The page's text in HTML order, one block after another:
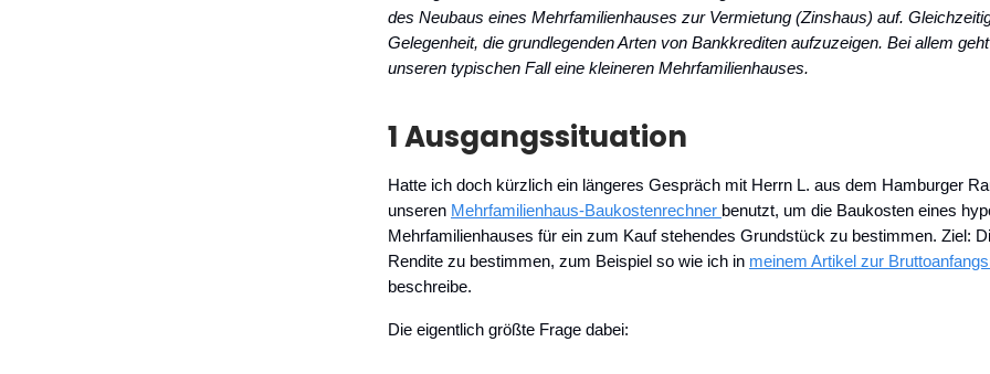
des Neubaus eines Mehrfamilienhauses zur Vermietung (Zinshaus) auf.
Gelegenheit, die grundlegenden Arten von Bankkrediten aufzuzeigen. Bei allem
unseren typischen Fall eine kleineren Mehrfamilienhauses.
1 Ausgangssituation
Hatte ich doch kürzlich ein längeres Gespräch mit Herrn L. aus dem Hamburger
unseren Mehrfamilienhaus-Baukostenrechner benutzt, um die Baukosten eines
Mehrfamilienhauses für ein zum Kauf stehendes Grundstück zu bestimmen. Ziel:
Rendite zu bestimmen, zum Beispiel so wie ich in meinem Artikel zur
beschreibe.
Die eigentlich größte Frage dabei: